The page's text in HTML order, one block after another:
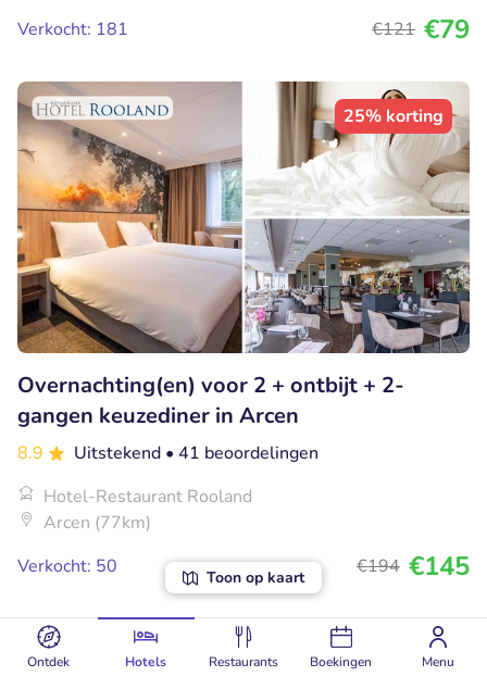
Ontdek Hotels Restaurants Boekingen Menu
Toon op kaart
Verkocht: 181
€121 €79
25% korting
Overnachting(en) voor 2 + ontbijt + 2-
gangen keuzediner in Arcen
8.9 Uitstekend • 41 beoordelingen
Hotel-Restaurant Rooland
Arcen (77km)
Verkocht: 50
€194 €145
69% korting